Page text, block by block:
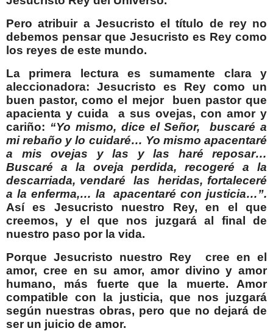
Pero atribuir a Jesucristo el título de rey no
debemos pensar que Jesucristo es Rey como
los reyes de este mundo.
La primera lectura es sumamente clara y
aleccionadora: Jesucristo es Rey como un
buen pastor, como el mejor buen pastor que
apacienta y cuida a sus ovejas, con amor y
cariño: “Yo mismo, dice el Señor, buscaré a
mi rebaño y lo cuidaré… Yo mismo apacentaré
a mis ovejas y las y las haré reposar…
Buscaré a la oveja perdida, recogeré a la
descarriada, vendaré las heridas, fortaleceré
a la enferma,… la apacentaré con justicia…”.
Así es Jesucristo nuestro Rey, en el que
creemos, y el que nos juzgará al final de
nuestro paso por la vida.
Porque Jesucristo nuestro Rey cree en el
amor, cree en su amor, amor divino y amor
humano, más fuerte que la muerte. Amor
compatible con la justicia, que nos juzgará
según nuestras obras, pero que no dejará de
ser un juicio de amor.